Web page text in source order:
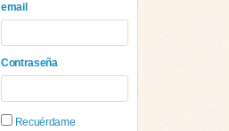
email
Contraseña
Recuérdame